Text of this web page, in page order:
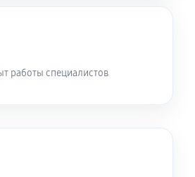
работы специалистов